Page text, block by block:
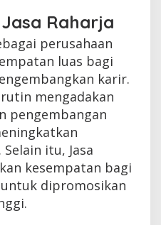
Raharja
perusahaan
luas bagi
karir.
mengadakan
pengembangan
itu, Jasa
kesempatan bagi
dipromosikan